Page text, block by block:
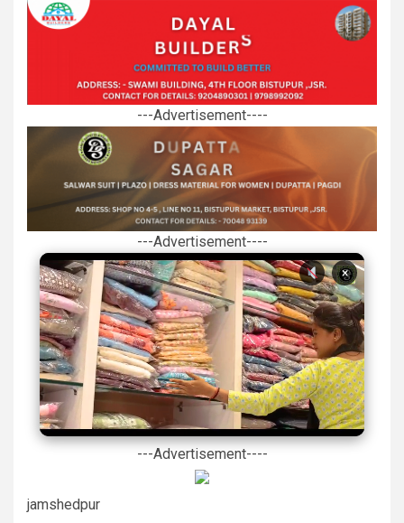
---Advertisement----
---Advertisement----
×
---Advertisement----
jamshedpur